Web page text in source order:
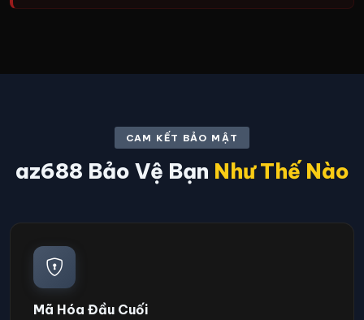
CAM KẾT BẢO MẬT
az688 Bảo Vệ Bạn Như Thế Nào
Mã Hóa Đầu Cuối